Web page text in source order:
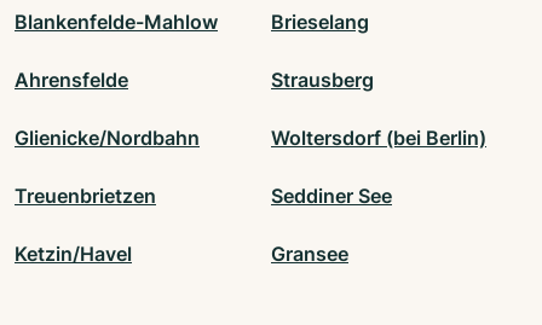
Blankenfelde-Mahlow Brieselang
Ahrensfelde Strausberg
Glienicke/Nordbahn Woltersdorf (bei Berlin)
Treuenbrietzen Seddiner See
Ketzin/Havel Gransee